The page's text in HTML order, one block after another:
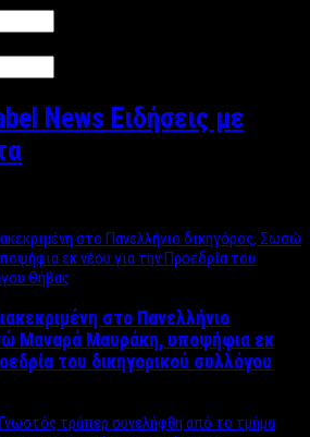
News Ειδήσεις με
στο Πανελλήνιο
Μαναρά Μαυράκη, υποψήφια εκ
του δικηγορικού συλλόγου